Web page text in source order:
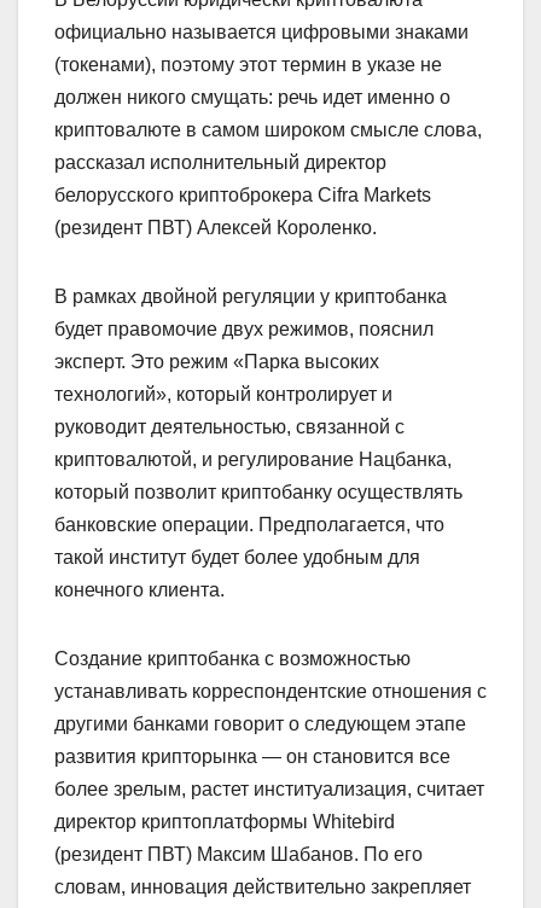
официально называется цифровыми знаками
(токенами), поэтому этот термин в указе не
должен никого смущать: речь идет именно о
криптовалюте в самом широком смысле слова,
рассказал исполнительный директор
белорусского криптоброкера Cifra Markets
(резидент ПВТ) Алексей Короленко.
В рамках двойной регуляции у криптобанка
будет правомочие двух режимов, пояснил
эксперт. Это режим «Парка высоких
технологий», который контролирует и
руководит деятельностью, связанной с
криптовалютой, и регулирование Нацбанка,
который позволит криптобанку осуществлять
банковские операции. Предполагается, что
такой институт будет более удобным для
конечного клиента.
Создание криптобанка с возможностью
устанавливать корреспондентские отношения с
другими банками говорит о следующем этапе
развития крипторынка — он становится все
более зрелым, растет институализация, считает
директор криптоплатформы Whitebird
(резидент ПВТ) Максим Шабанов. По его
словам, инновация действительно закрепляет